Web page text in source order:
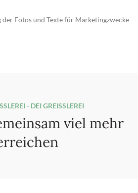
der Fotos und Texte für Marketingzwecke
- DEI GREISSLEREI
viel mehr